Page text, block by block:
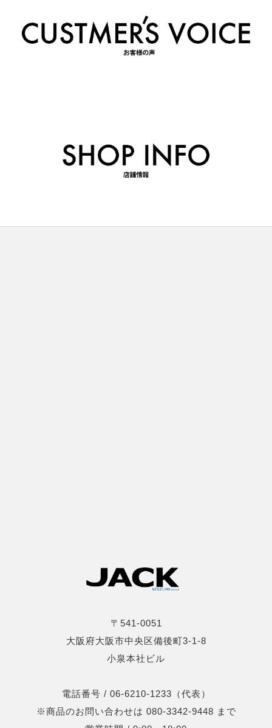
〒541-0051
大阪府大阪市中央区備後町3-1-8
小泉本社ビル
電話番号 / 06-6210-1233（代表）
※商品のお問い合わせは 080-3342-9448 まで